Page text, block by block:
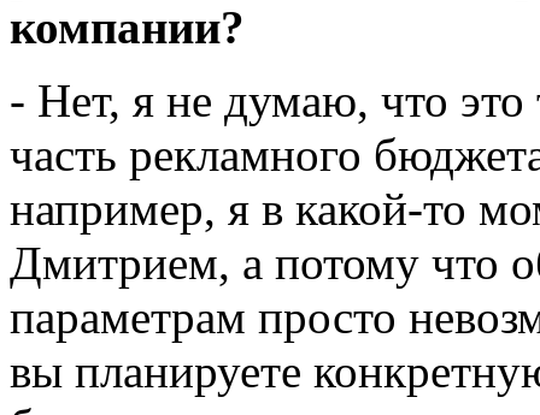
компании?
- Нет, я не думаю, что
часть рекламного
например, я в какой-то
Дмитрием, а потому что
параметрам просто
вы планируете